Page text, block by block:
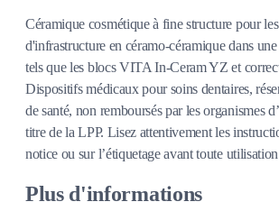
Céramique cosmétique à fine structure pour
d'infrastructure en céramo-céramique dans
tels que les blocs VITA In-Ceram YZ et
Dispositifs médicaux pour soins dentaires,
de santé, non remboursés par les organismes
titre de la LPP. Lisez attentivement les
notice ou sur l’étiquetage avant toute
Plus d'informations